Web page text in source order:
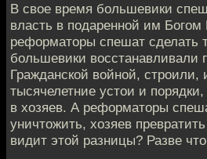
В свое время большевики
власть в подаренной им
реформаторы спешат сделать
большевики восстанавливали
Гражданской войной, строили,
тысячелетние устои и
в хозяев. А реформаторы
уничтожить, хозяев
видит этой разницы? Разве